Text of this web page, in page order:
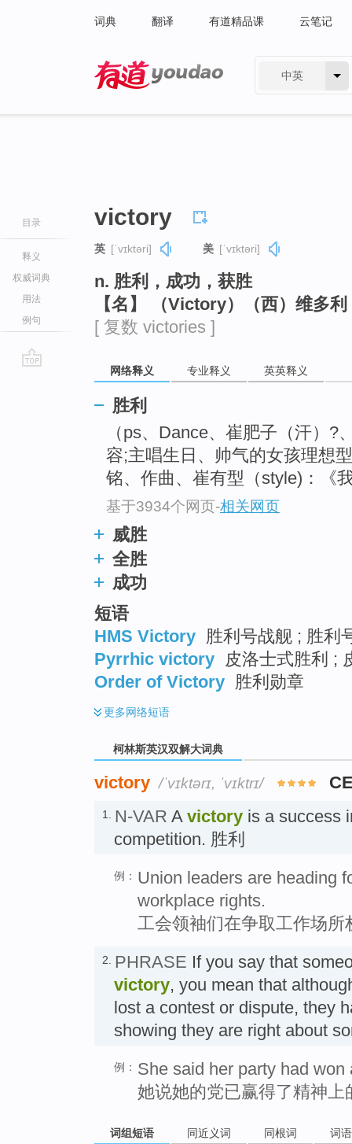
词典 翻译 有道精品课 云笔记
中英
目录
释义
权威词典
用法
例句
victory
英 [ˈvɪktəri] 美 [ˈvɪktəri]
n. 胜利，成功，获胜
【名】 （Victory）（西）维多
[ 复数 victories ]
网络释义 专业释义 英英释义
胜利
（ps、Dance、崔肥子（汗）?
容;主唱生日、帅气的女孩理想
铭、作曲、崔有型（style)：《
基于3934个网页-相关网页
威胜
全胜
成功
短语
HMS Victory 胜利号战舰 ; 胜利
Pyrrhic victory
皮洛士式胜利 ;
Order of Victory 胜利勋章
更多网络短语
柯林斯英汉双解大词典
victory /ˈvɪktərɪ, ˈvɪktrɪ/
1. N-VAR A victory is a success
competition. 胜利
例： Union leaders are heading
workplace rights.
工会领袖们在争取工作场
2. PHRASE If you say that
victory, you mean that
lost a contest or dispute, they
showing they are right about
例： She said her party had won
她说她的党已赢得了精神上
词组短语 同近义词 同根词 词